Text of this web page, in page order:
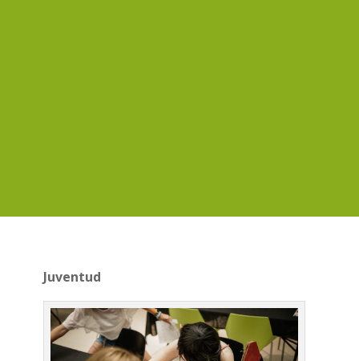
Juventud